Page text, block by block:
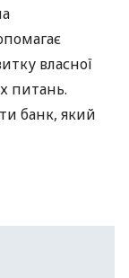
власної
питань.
банк, який